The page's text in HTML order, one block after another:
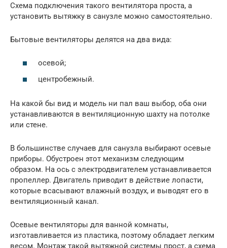
Схема подключения такого вентилятора проста, а
установить вытяжку в санузле можно самостоятельно.
Бытовые вентиляторы делятся на два вида:
осевой;
центробежный.
На какой бы вид и модель ни пал ваш выбор, оба они
устанавливаются в вентиляционную шахту на потолке
или стене.
В большинстве случаев для санузла выбирают осевые
приборы. Обустроен этот механизм следующим
образом. На ось с электродвигателем устанавливается
пропеллер. Двигатель приводит в действие лопасти,
которые всасывают влажный воздух, и выводят его в
вентиляционный канал.
Осевые вентиляторы для ванной комнаты,
изготавливается из пластика, поэтому обладает легким
весом. Монтаж такой вытяжной системы прост, а схема